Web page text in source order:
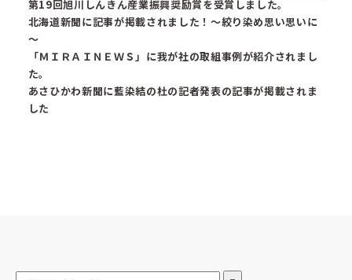
第19回旭川しんきん産業振興奨励賞を受賞しました。
北海道新聞に記事が掲載されました！～絞り染め思い思いに
～
「ＭＩＲＡＩＮＥＷＳ」に我が社の取組事例が紹介されまし
た。
あさひかわ新聞に藍染結の杜の記者発表の記事が掲載されま
した